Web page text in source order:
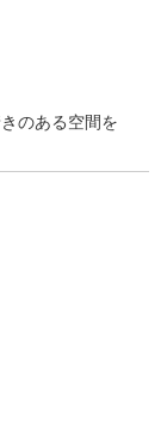
のある空間を